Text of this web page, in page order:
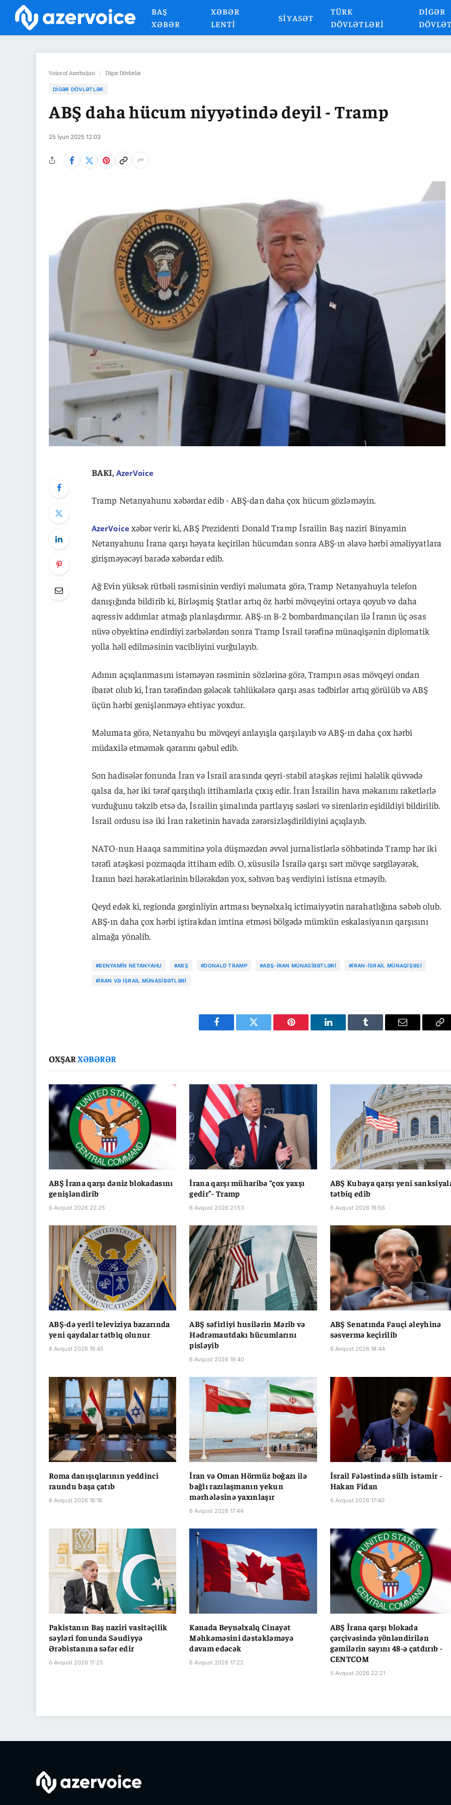
BAŞ
XƏBƏR
XƏBƏR
LENTI
SIYASƏT
TÜRK
DÖVLƏTLƏRI
DIGƏR
Voice of Azerbaijan / Digər Dövlətlər
DIGƏR DÖVLƏTLƏR
ABŞ daha hücum niyyətində deyil - Tramp
25 İyun 2025 12:03
BAKI, AzerVoice
Tramp Netanyahunu xəbərdar edib - ABŞ-dan daha çox hücum gözləməyin.
AzerVoicexəbər verir ki, ABŞ Prezidenti Donald Tramp İsrailin Baş naziri Binyamin
Netanyahunu İrana qarşı həyata keçirilən hücumdan sonra ABŞ-ın əlavə hərbi əməliyyatlara
girişməyəcəyi barədə xəbərdar edib.
Ağ Evin yüksək rütbəli rəsmisinin verdiyi məlumata görə, Tramp Netanyahuyla telefon
danışığında bildirib ki, Birləşmiş Ştatlar artıq öz hərbi mövqeyini ortaya qoyub və daha
aqressiv addımlar atmağı planlaşdırmır. ABŞ-ın B-2 bombardmançıları ilə İranın üç əsas
nüvə obyektinə endirdiyi zərbələrdən sonra Tramp İsrail tərəfinə münaqişənin diplomatik
yolla həll edilməsinin vacibliyini vurğulayıb.
Adının açıqlanmasını istəməyən rəsminin sözlərinə görə, Trampın əsas mövqeyi ondan
ibarət olub ki, İran tərəfindən gələcək təhlükələrə qarşı əsas tədbirlər artıq görülüb və ABŞ
üçün hərbi genişlənməyə ehtiyac yoxdur.
Məlumata görə, Netanyahu bu mövqeyi anlayışla qarşılayıb və ABŞ-ın daha çox hərbi
müdaxilə etməmək qərarını qəbul edib.
Son hadisələr fonunda İran və İsrail arasında qeyri-stabil atəşkəs rejimi hələlik qüvvədə
qalsa da, hər iki tərəf qarşılıqlı ittihamlarla çıxış edir. İran İsrailin hava məkanını raketlərlə
vurduğunu təkzib etsə də, İsrailin şimalında partlayış səsləri və sirenlərin eşidildiyi bildirilib.
İsrail ordusu isə iki İran raketinin havada zərərsizləşdirildiyini açıqlayıb.
NATO-nun Haaqa sammitinə yola düşməzdən əvvəl jurnalistlərlə söhbətində Tramp hər iki
tərəfi atəşkəsi pozmaqda ittiham edib. O, xüsusilə İsrailə qarşı sərt mövqe sərgiləyərək,
İranın bəzi hərəkətlərinin bilərəkdən yox, səhvən baş verdiyini istisna etməyib.
Qeyd edək ki, regionda gərginliyin artması beynəlxalq ictimaiyyətin narahatlığına səbəb olub.
ABŞ-ın daha çox hərbi iştirakdan imtina etməsi bölgədə mümkün eskalasiyanın qarşısını
almağa yönəlib.
#BENYAMIN NETANYAHU #ABŞ #DONALD TRAMP #ABŞ-İRAN MÜNASIBƏTLƏRI #İRAN-İSRAIL MÜNAQIŞƏSI
#İRAN VƏ İSRAIL MÜNASIBƏTLƏRI
Facebook Twitter Pinterest LinkedIn Tumblr Email
OXŞARXƏBƏRƏR
ABŞ İrana qarşı dəniz blokadasını
genişləndirib
6 Avqust 2026 22:25
İrana qarşı müharibə “çox yaxşı
gedir”- Tramp
6 Avqust 2026 21:53
ABŞ Kubaya qarşı yeni
tətbiq edib
6 Avqust 2026 19:56
ABŞ-də yerli televiziya bazarında
yeni qaydalar tətbiq olunur
6 Avqust 2026 19:45
ABŞ səfirliyi husilərin Mərib və
Hədrəmautdakı hücumlarını
pisləyib
6 Avqust 2026 19:40
ABŞ Senatında Fauçi əleyhinə
səsvermə keçirilib
6 Avqust 2026 18:44
Roma danışıqlarının yeddinci
raundu başa çatıb
6 Avqust 2026 18:18
İran və Oman Hörmüz boğazı ilə
bağlı razılaşmanın yekun
mərhələsinə yaxınlaşır
6 Avqust 2026 17:44
İsrail Fələstində sülh istəmir -
Hakan Fidan
6 Avqust 2026 17:40
Pakistanın Baş naziri vasitəçilik
səyləri fonunda Səudiyyə
Ərəbistanına səfər edir
6 Avqust 2026 17:25
Kanada Beynəlxalq Cinayət
Məhkəməsini dəstəkləməyə
davam edəcək
6 Avqust 2026 17:22
ABŞ İrana qarşı blokada
çərçivəsində yönləndirilən
gəmilərin sayını 48-ə çatdırıb -
CENTCOM
5 Avqust 2026 22:21